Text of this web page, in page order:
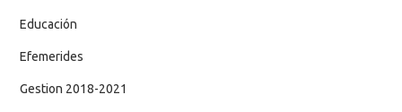
Educación
Efemerides
Gestion 2018-2021